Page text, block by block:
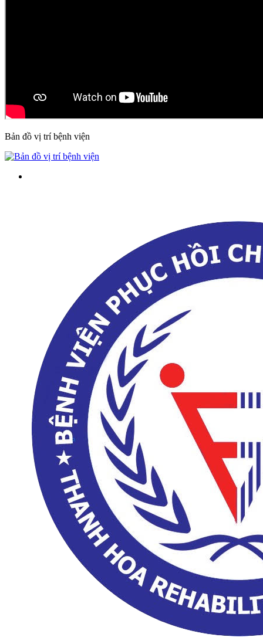
Bản đồ vị trí bệnh viện